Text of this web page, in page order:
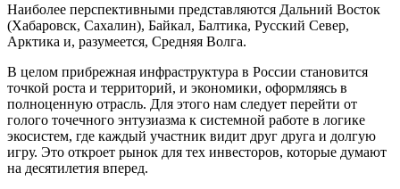
Наиболее перспективными представляются Дальний Восток
(Хабаровск, Сахалин), Байкал, Балтика, Русский Север,
Арктика и, разумеется, Средняя Волга.
В целом прибрежная инфраструктура в России становится
точкой роста и территорий, и экономики, оформляясь в
полноценную отрасль. Для этого нам следует перейти от
голого точечного энтузиазма к системной работе в логике
экосистем, где каждый участник видит друг друга и долгую
игру. Это откроет рынок для тех инвесторов, которые думают
на десятилетия вперед.